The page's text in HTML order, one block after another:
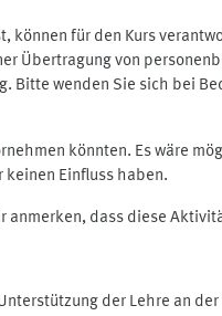
für den Kurs
Übertragung von
Bitte wenden Sie sich bei
könnten. Es wäre
Einfluss haben.
dass diese
der Lehre an der